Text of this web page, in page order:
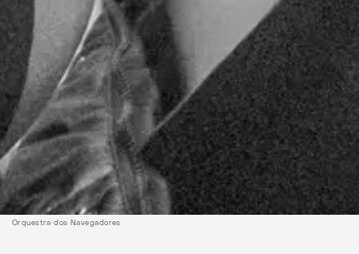
Orquestra dos Navegadores